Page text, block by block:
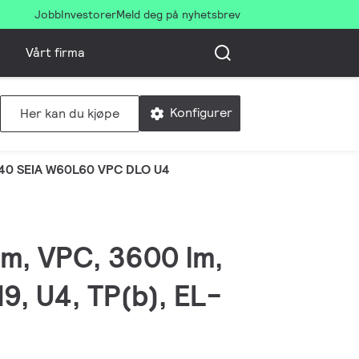
JobbInvestorerMeld deg på nyhetsbrev
Vårt firma
Her kan du kjøpe Konfigurer
SEIA W60L60 VPC DLO U4
VPC, 3600 lm,
U4, TP(b), EL-